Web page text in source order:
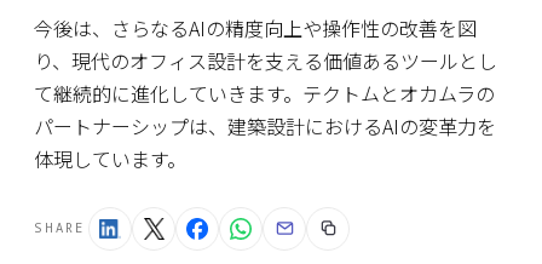
今後は、さらなるAIの精度向上や操作性の改善を図
り、現代のオフィス設計を支える価値あるツールとし
て継続的に進化していきます。テクトムとオカムラの
パートナーシップは、建築設計におけるAIの変革力を
体現しています。
SHARE